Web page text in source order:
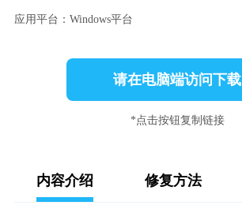
应用平台：Windows平台
请在电脑端访问下载
*点击按钮复制链接
内容介绍 修复方法